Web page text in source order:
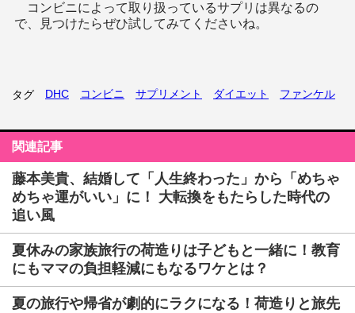
コンビニによって取り扱っているサプリは異なるの
で、見つけたらぜひ試してみてくださいね。
タグ DHC コンビニ サプリメント ダイエット ファンケル
関連記事
藤本美貴、結婚して「人生終わった」から「めちゃ
めちゃ運がいい」に！ 大転換をもたらした時代の
追い風
夏休みの家族旅行の荷造りは子どもと一緒に！教育
にもママの負担軽減にもなるワケとは？
夏の旅行や帰省が劇的にラクになる！荷造りと旅先